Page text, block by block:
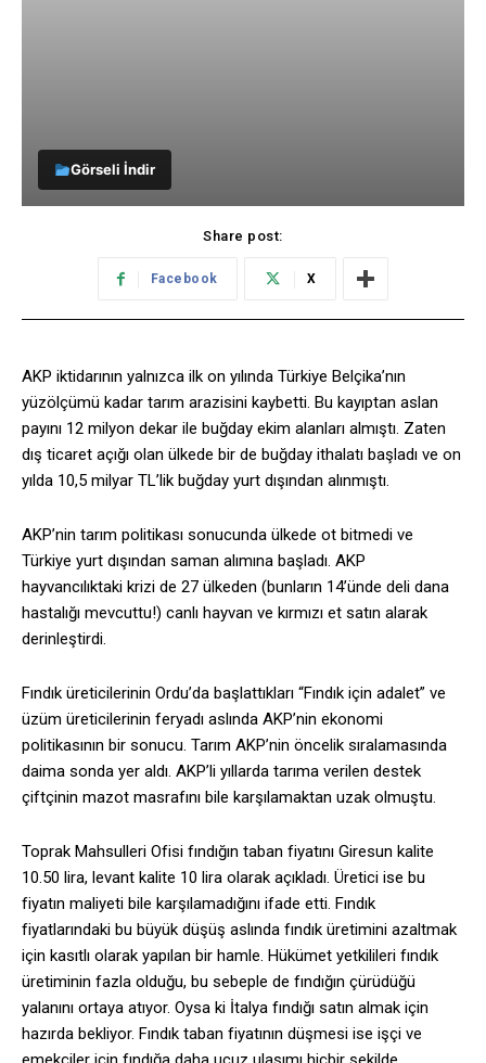
Görseli İndir
Share post:
Facebook X
AKP iktidarının yalnızca ilk on yılında Türkiye Belçika’nın
yüzölçümü kadar tarım arazisini kaybetti. Bu kayıptan aslan
payını 12 milyon dekar ile buğday ekim alanları almıştı. Zaten
dış ticaret açığı olan ülkede bir de buğday ithalatı başladı ve on
yılda 10,5 milyar TL’lik buğday yurt dışından alınmıştı.
AKP’nin tarım politikası sonucunda ülkede ot bitmedi ve
Türkiye yurt dışından saman alımına başladı. AKP
hayvancılıktaki krizi de 27 ülkeden (bunların 14’ünde deli dana
hastalığı mevcuttu!) canlı hayvan ve kırmızı et satın alarak
derinleştirdi.
Fındık üreticilerinin Ordu’da başlattıkları “Fındık için adalet” ve
üzüm üreticilerinin feryadı aslında AKP’nin ekonomi
politikasının bir sonucu. Tarım AKP’nin öncelik sıralamasında
daima sonda yer aldı. AKP’li yıllarda tarıma verilen destek
çiftçinin mazot masrafını bile karşılamaktan uzak olmuştu.
Toprak Mahsulleri Ofisi fındığın taban fiyatını Giresun kalite
10.50 lira, levant kalite 10 lira olarak açıkladı. Üretici ise bu
fiyatın maliyeti bile karşılamadığını ifade etti. Fındık
fiyatlarındaki bu büyük düşüş aslında fındık üretimini azaltmak
için kasıtlı olarak yapılan bir hamle. Hükümet yetkilileri fındık
üretiminin fazla olduğu, bu sebeple de fındığın çürüdüğü
yalanını ortaya atıyor. Oysa ki İtalya fındığı satın almak için
hazırda bekliyor. Fındık taban fiyatının düşmesi ise işçi ve